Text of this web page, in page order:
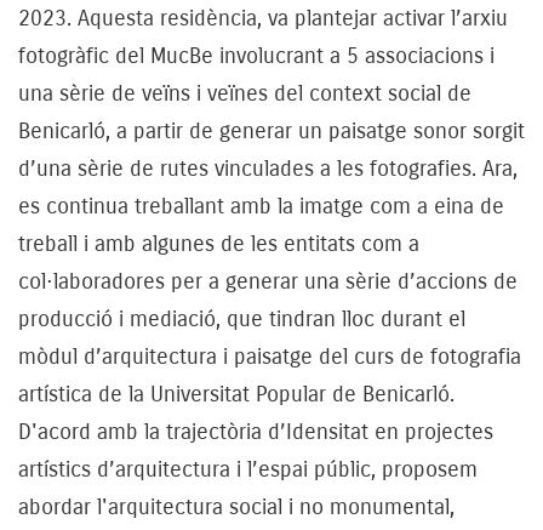
2023. Aquesta residència, va plantejar activar l’arxiu
fotogràfic del MucBe involucrant a 5 associacions i
una sèrie de veïns i veïnes del context social de
Benicarló, a partir de generar un paisatge sonor sorgit
d’una sèrie de rutes vinculades a les fotografies. Ara,
es continua treballant amb la imatge com a eina de
treball i amb algunes de les entitats com a
col·laboradores per a generar una sèrie d’accions de
producció i mediació, que tindran lloc durant el
mòdul d’arquitectura i paisatge del curs de fotografia
artística de la Universitat Popular de Benicarló.
D'acord amb la trajectòria d’Idensitat en projectes
artístics d’arquitectura i l’espai públic, proposem
abordar l'arquitectura social i no monumental,